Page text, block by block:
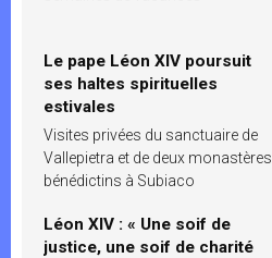
Le pape Léon XIV poursuit
ses haltes spirituelles
estivales
Visites privées du sanctuaire de
Vallepietra et de deux monastères
bénédictins à Subiaco
Léon XIV : « Une soif de
justice, une soif de charité